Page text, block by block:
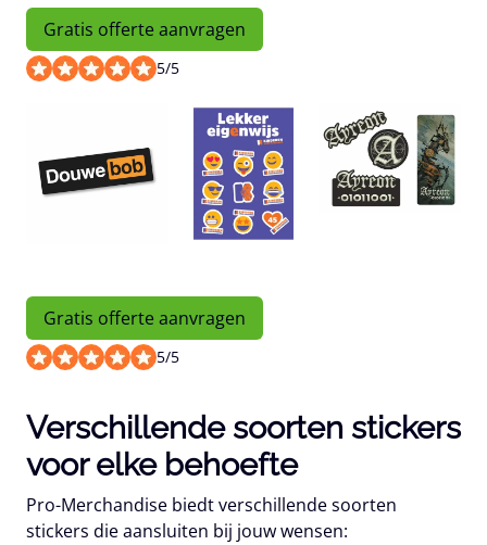
Gratis offerte aanvragen
5/5
Gratis offerte aanvragen
5/5
Verschillende soorten stickers
voor elke behoefte
Pro-Merchandise biedt verschillende soorten
stickers die aansluiten bij jouw wensen: